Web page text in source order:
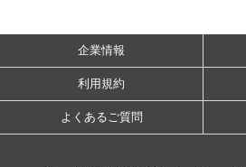
企業情報
利用規約
よくあるご質問